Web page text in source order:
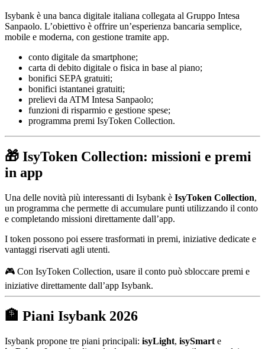
Isybank è una banca digitale italiana collegata al Gruppo Intesa
Sanpaolo. L’obiettivo è offrire un’esperienza bancaria semplice,
mobile e moderna, con gestione tramite app.
conto digitale da smartphone;
carta di debito digitale o fisica in base al piano;
bonifici SEPA gratuiti;
bonifici istantanei gratuiti;
prelievi da ATM Intesa Sanpaolo;
funzioni di risparmio e gestione spese;
programma premi IsyToken Collection.
🎁 IsyToken Collection: missioni e premi
in app
Una delle novità più interessanti di Isybank è IsyToken Collection,
un programma che permette di accumulare punti utilizzando il conto
e completando missioni direttamente dall’app.
I token possono poi essere trasformati in premi, iniziative dedicate e
vantaggi riservati agli utenti.
🎮 Con IsyToken Collection, usare il conto può sbloccare premi e
iniziative direttamente dall’app Isybank.
🏦 Piani Isybank 2026
Isybank propone tre piani principali: isyLight, isySmart e